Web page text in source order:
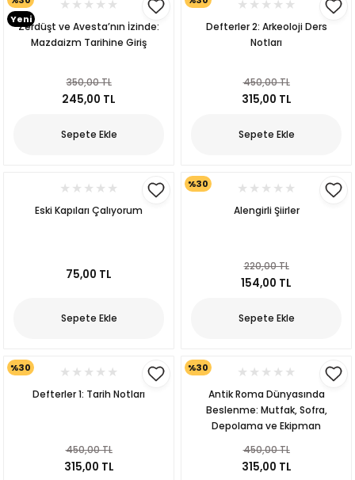
Yeni
Zerdüşt ve Avesta’nın İzinde:
Mazdaizm Tarihine Giriş
350,00 TL
245,00 TL
Sepete Ekle
Defterler 2: Arkeoloji Ders
Notları
450,00 TL
315,00 TL
Sepete Ekle
Eski Kapıları Çalıyorum
75,00 TL
Sepete Ekle
%30
Alengirli Şiirler
220,00 TL
154,00 TL
Sepete Ekle
%30
Defterler 1: Tarih Notları
450,00 TL
315,00 TL
%30
Antik Roma Dünyasında
Beslenme: Mutfak, Sofra,
Depolama ve Ekipman
450,00 TL
315,00 TL